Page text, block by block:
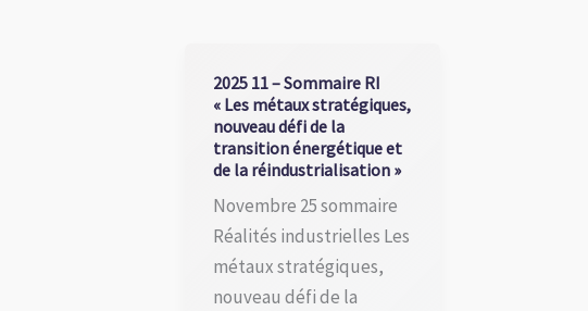
2025 11 – Sommaire RI
« Les métaux stratégiques,
nouveau défi de la
transition énergétique et
de la réindustrialisation »
Novembre 25 sommaire
Réalités industrielles Les
métaux stratégiques,
nouveau défi de la